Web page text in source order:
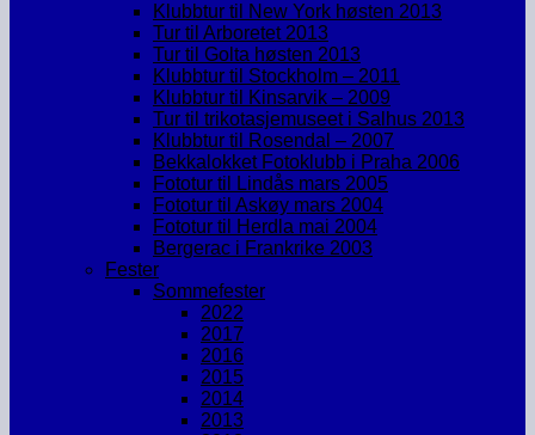
Klubbtur til New York høsten 2013
Tur til Arboretet 2013
Tur til Golta høsten 2013
Klubbtur til Stockholm – 2011
Klubbtur til Kinsarvik – 2009
Tur til trikotasjemuseet i Salhus 2013
Klubbtur til Rosendal – 2007
Bekkalokket Fotoklubb i Praha 2006
Fototur til Lindås mars 2005
Fototur til Askøy mars 2004
Fototur til Herdla mai 2004
Bergerac i Frankrike 2003
Fester
Sommefester
2022
2017
2016
2015
2014
2013